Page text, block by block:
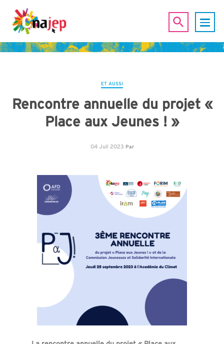
ET AUSSI
Rencontre annuelle du projet «
Place aux Jeunes ! »
04 Juil 2023 Par